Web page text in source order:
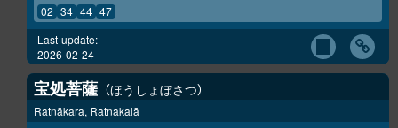
02 34 44 47
Last-update:
2026-02-24
宝処菩薩 ほうしょぼさつ
Ratnākara, Ratnakalā